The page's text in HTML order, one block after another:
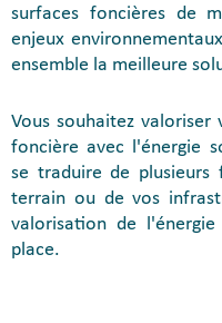
surfaces foncières de
enjeux
ensemble la meilleure
Vous souhaitez
foncière avec l'énergie
se traduire de
terrain ou de vos
valorisation de
place.